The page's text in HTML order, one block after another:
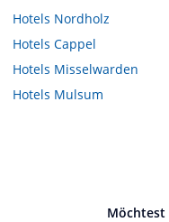
Hotels Nordholz
Hotels Cappel
Hotels Misselwarden
Hotels Mulsum
Möchtest